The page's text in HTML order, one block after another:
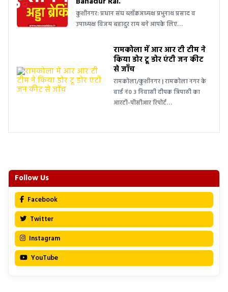
कुशीनगर: प्रधान संघ ब्लॉकअध्यक्ष प्रभुनाथ प्रसाद व
उपाध्यक्ष विजय बहादुर राय बने आपके लिए…
रामकोला में आर आर टी टीम ने
किया डोर टू डोर एंटी जन कीट
से जाँच
रामकोला/कुशीनगर | रामकोला नगर के
वार्ड नं0 3 निवासी दीपक त्रिपाठी का
आरटी-पीसीआर रिपोर्ट…
Follow Us
Facebook
Twitter
Instagram
YouTube